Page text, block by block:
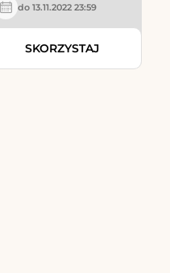
do 13.11.2022 23:59
SKORZYSTAJ